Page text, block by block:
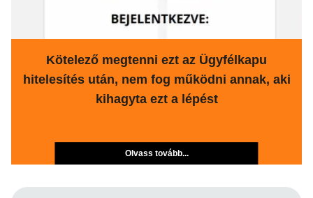
Kötelező megtenni ezt az Ügyfélkapu
hitelesítés után, nem fog működni annak, aki
kihagyta ezt a lépést
Olvass tovább...